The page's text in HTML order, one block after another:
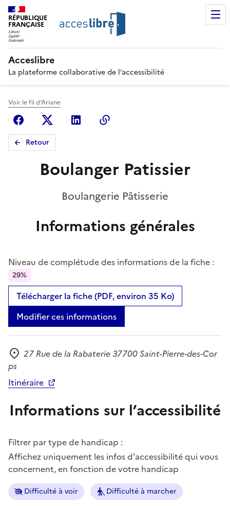
RÉPUBLIQUE
FRANÇAISE
Acceslibre
La plateforme collaborative de l’accessibilité
Voir le fil d'Ariane
FacebookX (anciennement Twitter)
Linkedin
Retour
Boulanger Patissier
Boulangerie Pâtisserie
Informations générales
Niveau de complétude des informations de la fiche :
29%
Télécharger la fiche (PDF, environ 35 Ko)
Modifier ces informations
Adresse
27 Rue de la Rabaterie 37700 Saint-Pierre-des-Cor
ps
Itinéraire
Informations sur l’accessibilité
Filtrer par type de handicap :
Affichez uniquement les infos d'accessibilité qui vous
concernent, en fonction de votre handicap
Difficulté à voir Difficulté à marcher